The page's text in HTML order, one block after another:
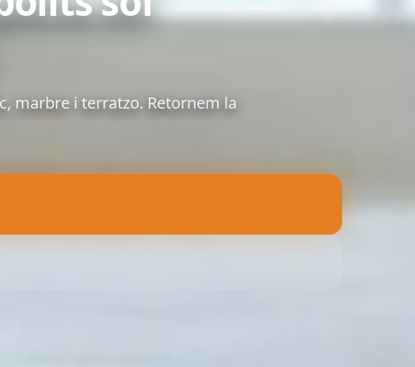
marbre i terratzo. Retornem la